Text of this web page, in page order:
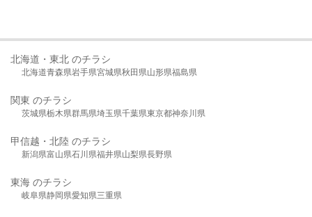
北海道・東北 のチラシ
北海道青森県岩手県宮城県秋田県山形県福島県
関東 のチラシ
茨城県栃木県群馬県埼玉県千葉県東京都神奈川県
甲信越・北陸 のチラシ
新潟県富山県石川県福井県山梨県長野県
東海 のチラシ
岐阜県静岡県愛知県三重県